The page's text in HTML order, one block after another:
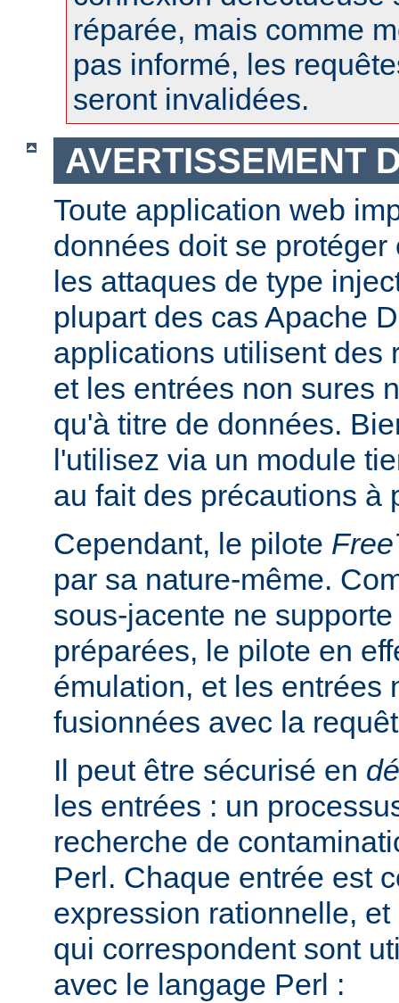
réparée, mais comme
pas informé, les
seront invalidées.
AVERTISSEMENT
Toute application web
données doit se
les attaques de type
plupart des cas Apache
applications utilisent des
et les entrées non sures
qu'à titre de données.
l'utilisez via un module
au fait des précautions à
Cependant, le pilote
par sa nature-même.
sous-jacente ne
préparées, le pilote en
émulation, et les entrées
fusionnées avec la
Il peut être sécurisé en
les entrées : un
recherche de
Perl. Chaque entrée est
expression rationnelle,
qui correspondent sont
avec le langage Perl :